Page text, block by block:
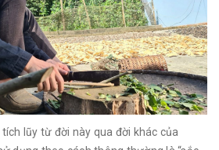
lũy từ đời này qua đời khác của